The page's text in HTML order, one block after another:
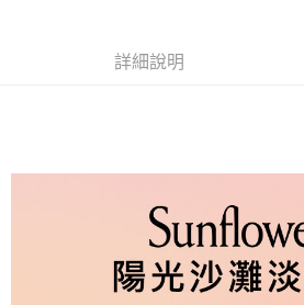
４．使用「AFTEE先享後付」時，將依據個別
時審查核予不同之上限額度；若仍有額度不足
詳細說明